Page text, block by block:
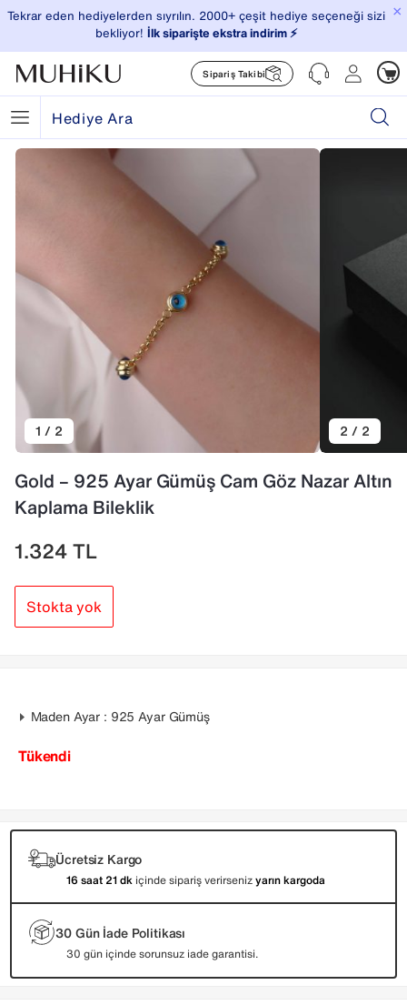
×
Tekrar eden hediyelerden sıyrılın. 2000+ çeşit hediye seçeneği sizi
bekliyor! İlk siparişte ekstra indirim ⚡️
Sipariş Takibi
1 / 2 2 / 2
Gold – 925 Ayar Gümüş Cam Göz Nazar Altın
Kaplama Bileklik
1.324TL
Stokta yok
Maden Ayar : 925 Ayar Gümüş
Tükendi
Ücretsiz Kargo
16 saat 21 dk içinde sipariş verirsenizyarın kargoda
30 Gün İade Politikası
30 gün içinde sorunsuz iade garantisi.